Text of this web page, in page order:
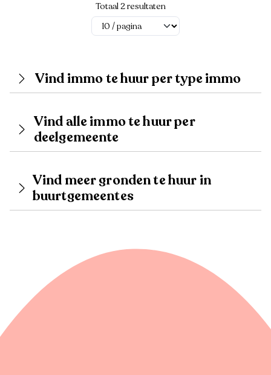
Totaal 2 resultaten
Vind immo te huur per type immo
Vind alle immo te huur per
deelgemeente
Vind meer gronden te huur in
buurtgemeentes